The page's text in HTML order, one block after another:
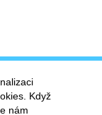
Když
nám